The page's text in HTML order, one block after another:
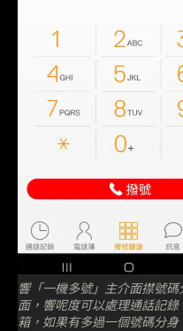
響「一機多號」主介面㩒號
面，響呢度可以處理通話記
箱，如果有多過一個號碼分